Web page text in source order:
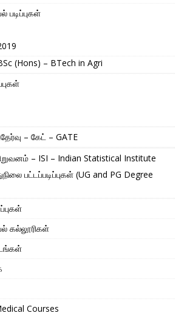
படிப்புகள்
(Hons) – BTech in Agri
– கேட் – GATE
– ISI – Indian Statistical Institute
பட்டப்படிப்புகள் (UG and PG Degree
கல்லூரிகள்
Courses